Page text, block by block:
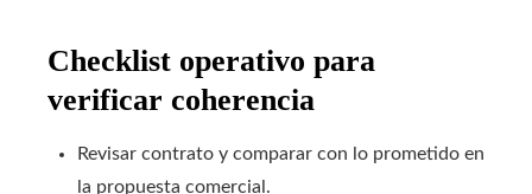
Checklist operativo para
verificar coherencia
Revisar contrato y comparar con lo prometido en
la propuesta comercial.